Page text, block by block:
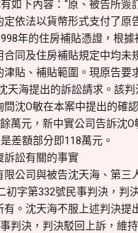
如下內容：“原、被告所
定依法以貨幣形式支付了
年的住房補貼憑證，根
同及住房補貼規定中均
貼、補貼範圍。現原告
天海提出的訴訟請求。該判
沈O敏在本案中提出的確
萬元，新中實公司告訴沈
差額部分即118萬元。
訴訟有關的事實
公司與被告沈天海、第
初字第332號民事判決，
。沈天海不服上述判決
判決，判決駁回上訴，維